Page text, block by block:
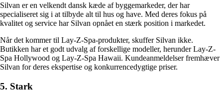
Silvan er en velkendt dansk kæde af byggemarkeder, der har
specialiseret sig i at tilbyde alt til hus og have. Med deres fokus på
kvalitet og service har Silvan opnået en stærk position i markedet.
Når det kommer til Lay-Z-Spa-produkter, skuffer Silvan ikke.
Butikken har et godt udvalg af forskellige modeller, herunder Lay-Z-
Spa Hollywood og Lay-Z-Spa Hawaii. Kundeanmeldelser fremhæver
Silvan for deres ekspertise og konkurrencedygtige priser.
5. Stark